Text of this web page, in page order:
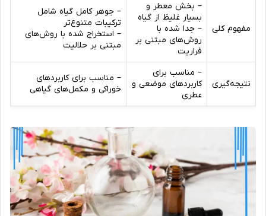
مفهوم کلی
– بخش معطر و
بسیار غلیظ از گیاه
– جدا شده با
روش‌های مبتنی بر
فراریت
– جوهر کامل گیاه شامل
ترکیبات متنوع‌تر
– استخراج شده با روش‌های
مبتنی بر حلالیت
نتیجه‌گیری
– مناسب برای
کاربردهای موضعی و
عطری
– مناسب برای کاربردهای
خوراکی و مکمل‌های گیاهی